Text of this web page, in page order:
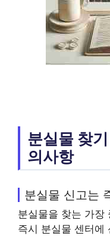
분실물 찾
의사항
분실물 신고는
분실물을 찾는 가장
즉시 분실물 센터에